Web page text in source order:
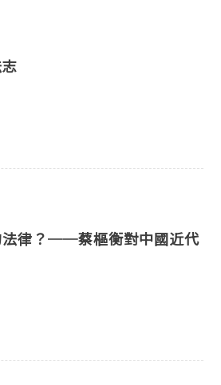
法律？──蔡樞衡對中國近代